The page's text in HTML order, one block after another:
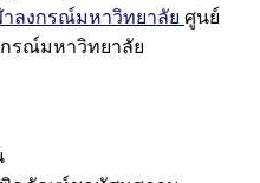
ลงกรณ์มหาวิทยาลัย ศูนย์
รณ์มหาวิทยาลัย